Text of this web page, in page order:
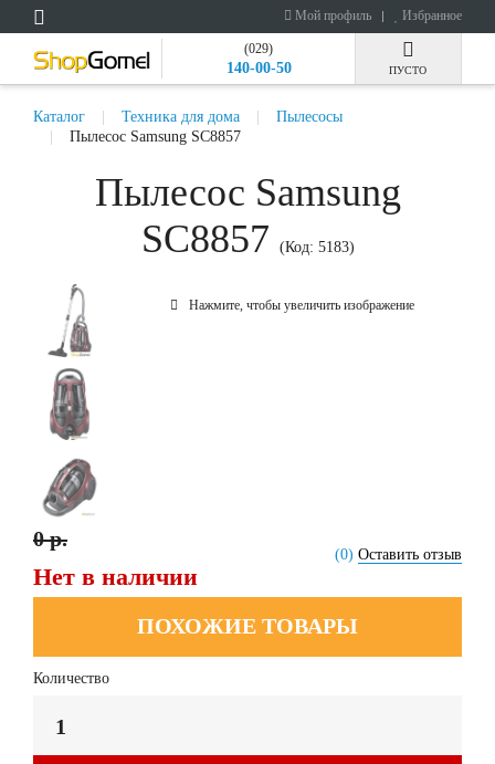
Мой профиль Избранное
(029)
140-00-50 ПУСТО
Каталог Техника для дома
Пылесосы
Пылесос Samsung SC8857
Пылесос Samsung
SC8857
(Код: 5183)
Нажмите, чтобы увеличить изображение
(0) Оставить отзыв
0 р.
Нет в наличии
ПОХОЖИЕ ТОВАРЫ
Количество